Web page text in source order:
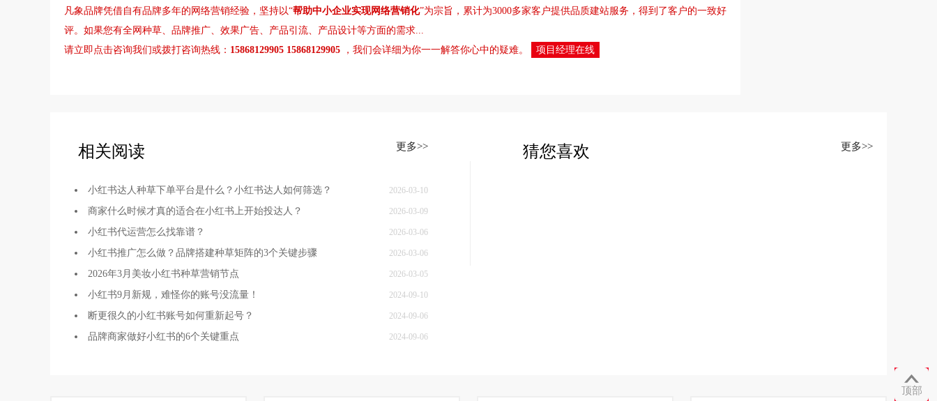
凡象品牌凭借自有品牌多年的网络营销经验，坚持以“帮助中小企业实现网络营销化”为宗旨，累计为3000多家客户提供品质建站服务，得到了客户的一致好
评。如果您有全网种草、 品牌推广、 效果广告、 产品引流、 产品设计等方面的需求...
请立即点击咨询我们或拨打咨询热线： 15868129905 15868129905 ，我们会详细为你一一解答你心中的疑难。 项目经理在线
相关阅读 更多>>
小红书达人种草下单平台是什么？小红书达人如何筛选？ 2026-03-10
商家什么时候才真的适合在小红书上开始投达人？ 2026-03-09
小红书代运营怎么找靠谱？ 2026-03-06
小红书推广怎么做？品牌搭建种草矩阵的3个关键步骤 2026-03-06
2026年3月美妆小红书种草营销节点 2026-03-05
小红书9月新规，难怪你的账号没流量！ 2024-09-10
断更很久的小红书账号如何重新起号？ 2024-09-06
品牌商家做好小红书的6个关键重点 2024-09-06
猜您喜欢 更多>>

顶部